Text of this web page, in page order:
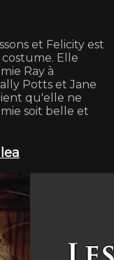
et Felicity est
Elle
Ray à
Potts et Jane
qu'elle ne
soit belle et